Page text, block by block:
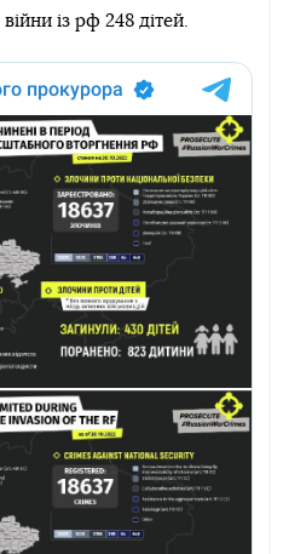
FacebookTwitter
із рф 248 дітей.